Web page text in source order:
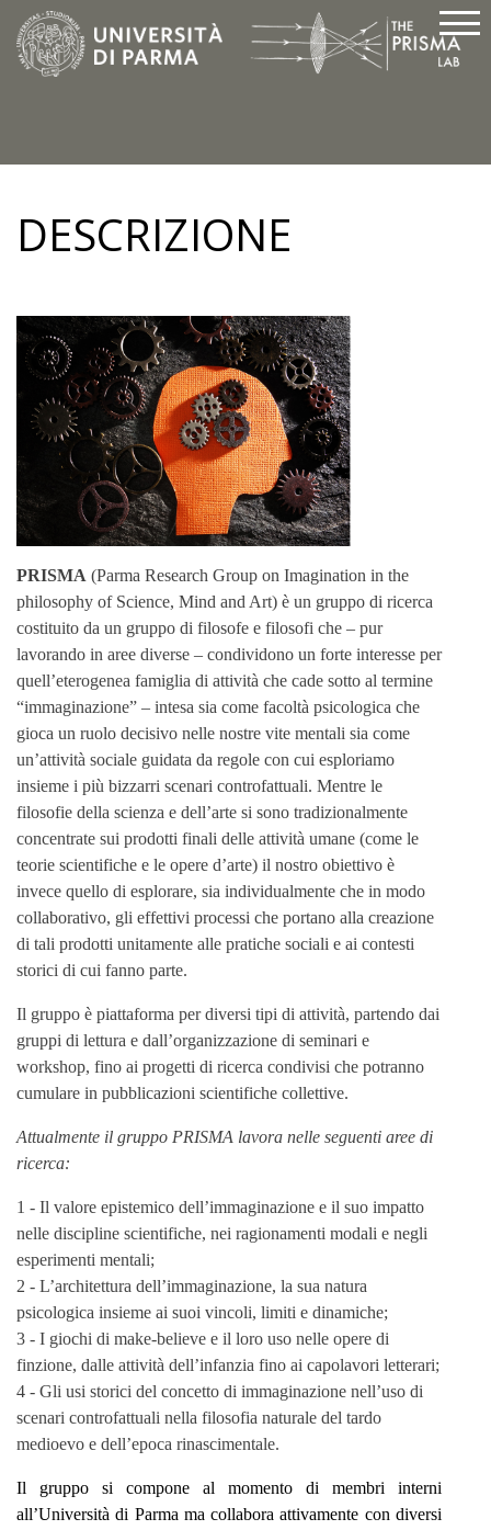
DESCRIZIONE
PRISMA (Parma Research Group on Imagination in the
philosophy of Science, Mind and Art) è un gruppo di ricerca
costituito da un gruppo di filosofe e filosofi che – pur
lavorando in aree diverse – condividono un forte interesse per
quell’eterogenea famiglia di attività che cade sotto al termine
“immaginazione” – intesa sia come facoltà psicologica che
gioca un ruolo decisivo nelle nostre vite mentali sia come
un’attività sociale guidata da regole con cui esploriamo
insieme i più bizzarri scenari controfattuali. Mentre le
filosofie della scienza e dell’arte si sono tradizionalmente
concentrate sui prodotti finali delle attività umane (come le
teorie scientifiche e le opere d’arte) il nostro obiettivo è
invece quello di esplorare, sia individualmente che in modo
collaborativo, gli effettivi processi che portano alla creazione
di tali prodotti unitamente alle pratiche sociali e ai contesti
storici di cui fanno parte.
Il gruppo è piattaforma per diversi tipi di attività, partendo dai
gruppi di lettura e dall’organizzazione di seminari e
workshop, fino ai progetti di ricerca condivisi che potranno
cumulare in pubblicazioni scientifiche collettive.
Attualmente il gruppo PRISMA lavora nelle seguenti aree di
ricerca:
1 - Il valore epistemico dell’immaginazione e il suo impatto
nelle discipline scientifiche, nei ragionamenti modali e negli
esperimenti mentali;
2 - L’architettura dell’immaginazione, la sua natura
psicologica insieme ai suoi vincoli, limiti e dinamiche;
3 - I giochi di make-believe e il loro uso nelle opere di
finzione, dalle attività dell’infanzia fino ai capolavori letterari;
4 - Gli usi storici del concetto di immaginazione nell’uso di
scenari controfattuali nella filosofia naturale del tardo
medioevo e dell’epoca rinascimentale.
Il gruppo si compone al momento di membri interni
all’Università di Parma ma collabora attivamente con diversi